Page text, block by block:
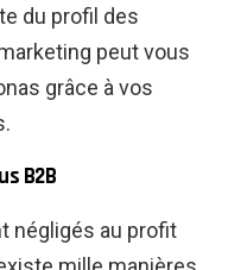
du profil des
peut vous
grâce à vos
B2B
négligés au profit